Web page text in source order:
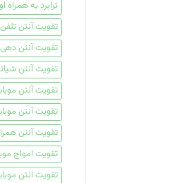
ترابرد به همراه
تقویت آنتن
تقویت آنتن
تقویت آنتن
تقویت آنتن
تقویت آنتن
تقویت آنتن
تقویت امواج
تقویت انتن